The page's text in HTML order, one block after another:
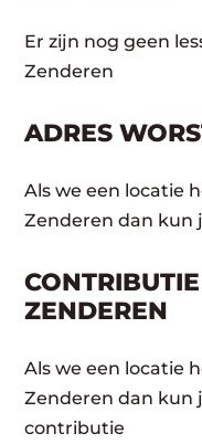
Er zijn nog geen
Zenderen
ADRES
Als we een locatie
Zenderen dan kun
ZENDEREN
Als we een locatie
Zenderen dan kun
contributie